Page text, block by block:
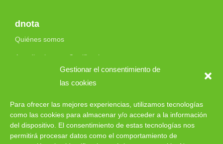
Gestionar el consentimiento de
las cookies
Para ofrecer las mejores experiencias, utilizamos tecnologías
como las cookies para almacenar y/o acceder a la información
del dispositivo. El consentimiento de estas tecnologías nos
permitirá procesar datos como el comportamiento de
dnota
Quiénes somos
Acreditaciones y Certificaciones